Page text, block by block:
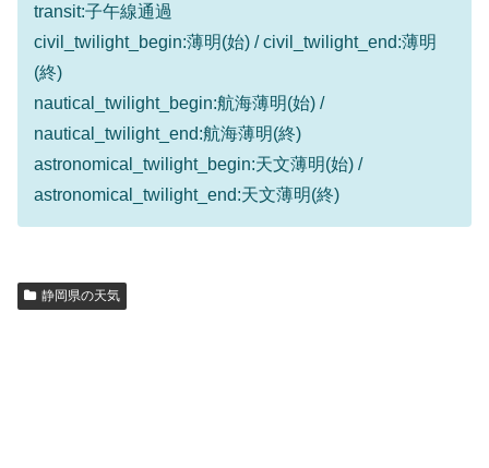
transit:子午線通過
civil_twilight_begin:薄明(始) / civil_twilight_end:薄明
(終)
nautical_twilight_begin:航海薄明(始) /
nautical_twilight_end:航海薄明(終)
astronomical_twilight_begin:天文薄明(始) /
astronomical_twilight_end:天文薄明(終)
静岡県の天気